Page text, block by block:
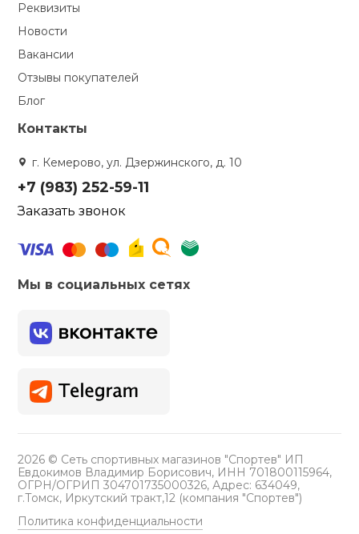
Реквизиты
Новости
Вакансии
Отзывы покупателей
Блог
Контакты
г. Кемерово, ул. Дзержинского, д. 10
+7 (983) 252-59-11
Заказать звонок
Мы в социальных сетях
2026 © Сеть спортивных магазинов "Спортев" ИП
Евдокимов Владимир Борисович, ИНН 701800115964,
ОГРН/ОГРИП 304701735000326, Адрес: 634049,
г.Томск, Иркутский тракт,12 (компания "Спортев")
Политика конфиденциальности